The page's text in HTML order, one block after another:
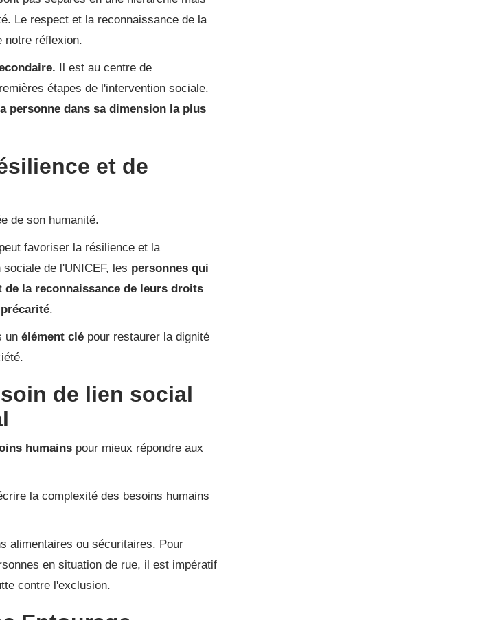
Le respect et la reconnaissance de la
notre réflexion.
Il est au centre de
étapes de l'intervention sociale.
personne dans sa dimension la plus
et de
de son humanité.
peut favoriser la résilience et la
sociale de l'UNICEF, les personnes qui
la reconnaissance de leurs droits
.
un élément clé pour restaurer la dignité
de lien social
humains pour mieux répondre aux
la complexité des besoins humains
alimentaires ou sécuritaires. Pour
en situation de rue, il est impératif
contre l'exclusion.